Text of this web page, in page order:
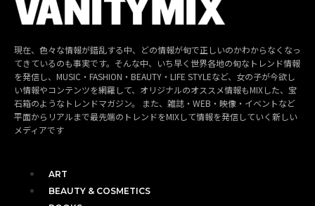
現在、色々な情報が錯乱する中、どの情報が旬で正しいのかわからなくなっ
てきているのも事実です。そんな中、いち早く世界各地の旬なトレンド情報
を発信し、MUSIC・FASHION・BEAUTY・LIFE STYLEなど、女の子が今欲し
い情報やコンテンツを網羅して、オリジナルのオススメ情報もMIXした、宝
石箱のようなトレンドマガジン。 また、雑誌・WEB・映像・イベントなど
平面からリアルまで最先端のトレンドをMIXして情報を発信していく新しい
メディアです
ART
BEAUTY & COSMETICS